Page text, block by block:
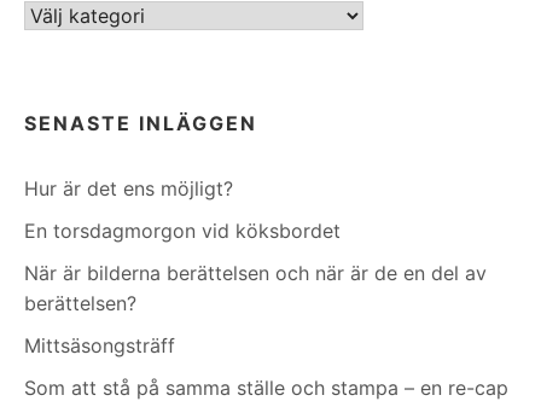
Kategorier
SENASTE INLÄGGEN
Hur är det ens möjligt?
En torsdagmorgon vid köksbordet
När är bilderna berättelsen och när är de en del av
berättelsen?
Mittsäsongsträff
Som att stå på samma ställe och stampa – en re-cap